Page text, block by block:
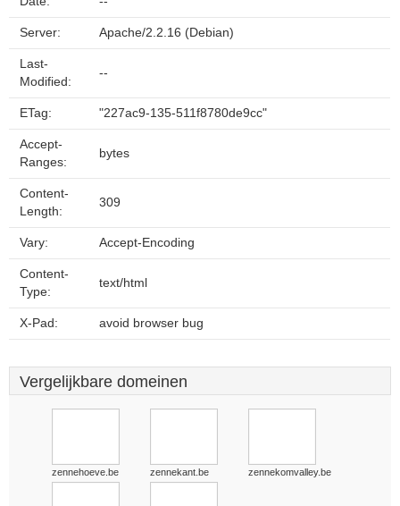
Server: Apache/2.2.16 (Debian)
Last-
Modified:
--
ETag: "227ac9-135-511f8780de9cc"
Accept-
Ranges:
bytes
Content-
Length:
309
Vary: Accept-Encoding
Content-
Type:
text/html
X-Pad: avoid browser bug
Vergelijkbare domeinen
zennehoeve.be zennekant.be zennekomvalley.be